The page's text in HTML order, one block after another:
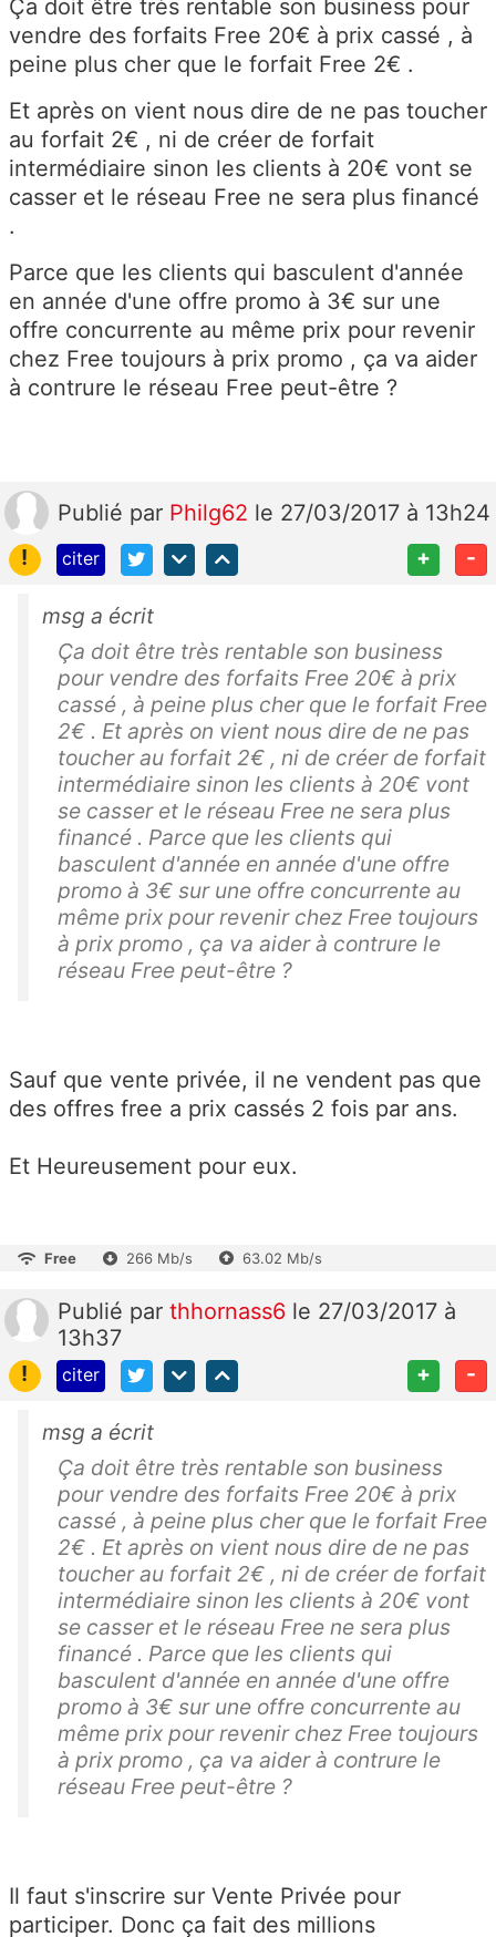
Ça doit être très rentable son business pour
vendre des forfaits Free 20€ à prix cassé , à
peine plus cher que le forfait Free 2€ .
Et après on vient nous dire de ne pas toucher
au forfait 2€ , ni de créer de forfait
intermédiaire sinon les clients à 20€ vont se
casser et le réseau Free ne sera plus financé
.
Parce que les clients qui basculent d'année
en année d'une offre promo à 3€ sur une
offre concurrente au même prix pour revenir
chez Free toujours à prix promo , ça va aider
à contrure le réseau Free peut-être ?
Publié par Philg62 le 27/03/2017 à 13h24
!
citer + -
msg a écrit
Ça doit être très rentable son business
pour vendre des forfaits Free 20€ à prix
cassé , à peine plus cher que le forfait Free
2€ . Et après on vient nous dire de ne pas
toucher au forfait 2€ , ni de créer de forfait
intermédiaire sinon les clients à 20€ vont
se casser et le réseau Free ne sera plus
financé . Parce que les clients qui
basculent d'année en année d'une offre
promo à 3€ sur une offre concurrente au
même prix pour revenir chez Free toujours
à prix promo , ça va aider à contrure le
réseau Free peut-être ?
Sauf que vente privée, il ne vendent pas que
des offres free a prix cassés 2 fois par ans.
Et Heureusement pour eux.
Free 266 Mb/s 63.02 Mb/s
Publié par thhornass6 le 27/03/2017 à
13h37
!
citer + -
msg a écrit
Ça doit être très rentable son business
pour vendre des forfaits Free 20€ à prix
cassé , à peine plus cher que le forfait Free
2€ . Et après on vient nous dire de ne pas
toucher au forfait 2€ , ni de créer de forfait
intermédiaire sinon les clients à 20€ vont
se casser et le réseau Free ne sera plus
financé . Parce que les clients qui
basculent d'année en année d'une offre
promo à 3€ sur une offre concurrente au
même prix pour revenir chez Free toujours
à prix promo , ça va aider à contrure le
réseau Free peut-être ?
Il faut s'inscrire sur Vente Privée pour
participer. Donc ça fait des millions